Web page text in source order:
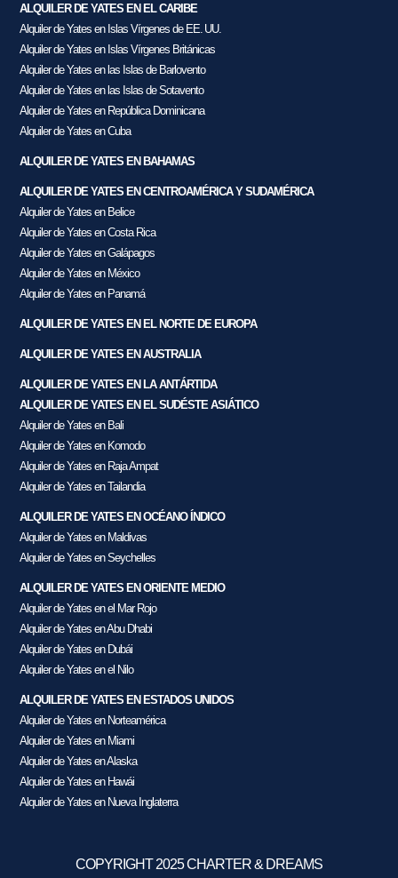
ALQUILER DE YATES EN EL CARIBE
Alquiler de Yates en Islas Vírgenes de EE. UU.
Alquiler de Yates en Islas Vírgenes Británicas
Alquiler de Yates en las Islas de Barlovento
Alquiler de Yates en las Islas de Sotavento
Alquiler de Yates en República Dominicana
Alquiler de Yates en Cuba
ALQUILER DE YATES EN BAHAMAS
ALQUILER DE YATES EN CENTROAMÉRICA Y SUDAMÉRICA
Alquiler de Yates en Belice
Alquiler de Yates en Costa Rica
Alquiler de Yates en Galápagos
Alquiler de Yates en México
Alquiler de Yates en Panamá
ALQUILER DE YATES EN EL NORTE DE EUROPA
ALQUILER DE YATES EN AUSTRALIA
ALQUILER DE YATES EN LA ANTÁRTIDA
ALQUILER DE YATES EN EL SUDÉSTE ASIÁTICO
Alquiler de Yates en Bali
Alquiler de Yates en Komodo
Alquiler de Yates en Raja Ampat
Alquiler de Yates en Tailandia
ALQUILER DE YATES EN OCÉANO ÍNDICO
Alquiler de Yates en Maldivas
Alquiler de Yates en Seychelles
ALQUILER DE YATES EN ORIENTE MEDIO
Alquiler de Yates en el Mar Rojo
Alquiler de Yates en Abu Dhabi
Alquiler de Yates en Dubái
Alquiler de Yates en el Nilo
ALQUILER DE YATES EN ESTADOS UNIDOS
Alquiler de Yates en Norteamérica
Alquiler de Yates en Miami
Alquiler de Yates en Alaska
Alquiler de Yates en Hawái
Alquiler de Yates en Nueva Inglaterra
COPYRIGHT 2025 CHARTER & DREAMS